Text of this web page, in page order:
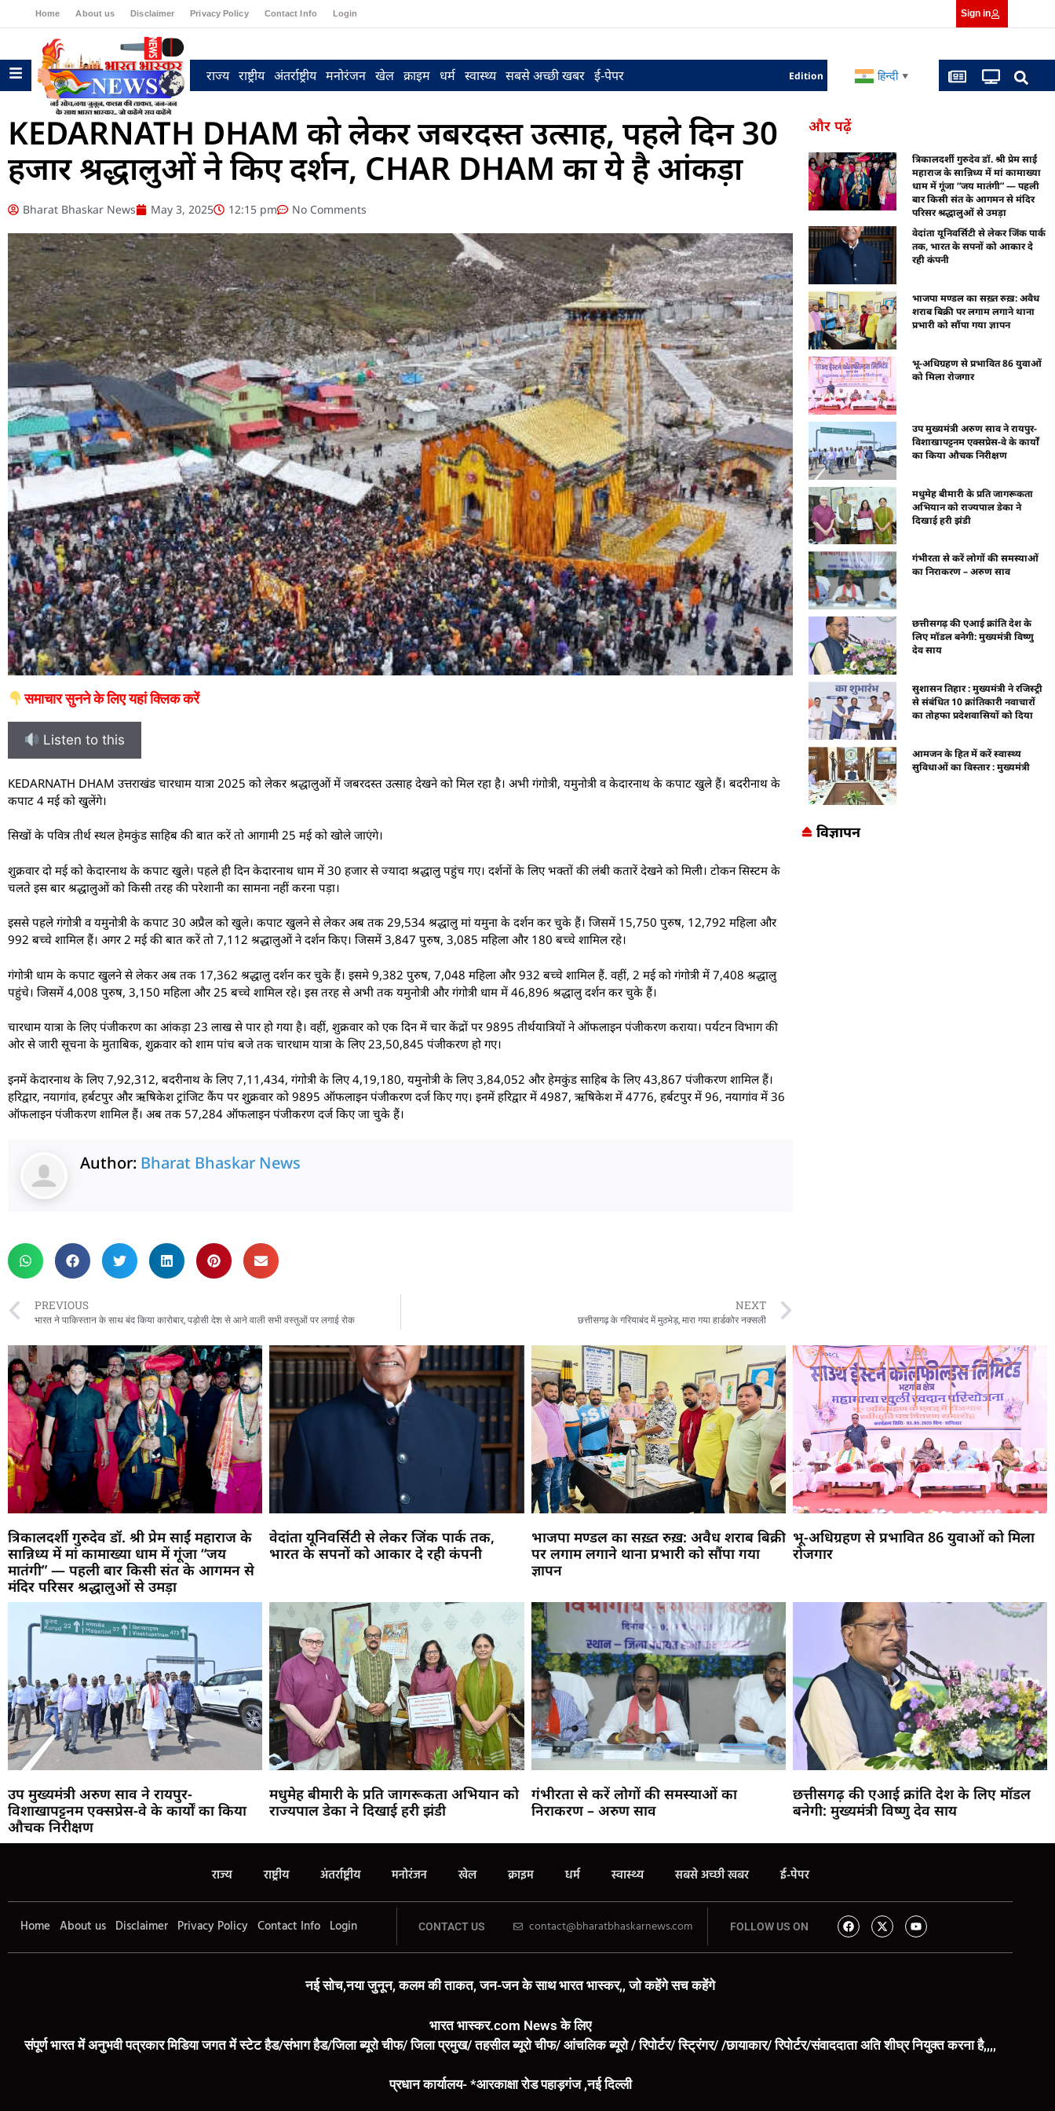
Home About us Disclaimer Privacy Policy Contact Info Login Sign in
राज्य राष्ट्रीय अंतर्राष्ट्रीय मनोरंजन खेल क्राइम धर्म स्वास्थ्य सबसे अच्छी खबर ई-पेपर Edition हिन्दी ▼
KEDARNATH DHAM को लेकर जबरदस्त उत्साह, पहले दिन 30
हजार श्रद्धालुओं ने किए दर्शन, CHAR DHAM का ये है आंकड़ा
Bharat Bhaskar News May 3, 2025 12:15 pm No Comments
समाचार सुनने के लिए यहां क्लिक करें
Listen to this
KEDARNATH DHAM उत्तराखंड चारधाम यात्रा 2025 को लेकर श्रद्धालुओं में जबरदस्त उत्साह देखने को मिल रहा है। अभी गंगोत्री, यमुनोत्री व केदारनाथ के कपाट खुले हैं। बदरीनाथ के
कपाट 4 मई को खुलेंगे।
सिखों के पवित्र तीर्थ स्थल हेमकुंड साहिब की बात करें तो आगामी 25 मई को खोले जाएंगे।
शुक्रवार दो मई को केदारनाथ के कपाट खुले। पहले ही दिन केदारनाथ धाम में 30 हजार से ज्यादा श्रद्धालु पहुंच गए। दर्शनों के लिए भक्तों की लंबी कतारें देखने को मिली। टोकन सिस्टम के
चलते इस बार श्रद्धालुओं को किसी तरह की परेशानी का सामना नहीं करना पड़ा।
इससे पहले गंगोत्री व यमुनोत्री के कपाट 30 अप्रैल को खुले। कपाट खुलने से लेकर अब तक 29,534 श्रद्धालु मां यमुना के दर्शन कर चुके हैं। जिसमें 15,750 पुरुष, 12,792 महिला और
992 बच्चे शामिल हैं। अगर 2 मई की बात करें तो 7,112 श्रद्धालुओं ने दर्शन किए। जिसमें 3,847 पुरुष, 3,085 महिला और 180 बच्चे शामिल रहे।
गंगोत्री धाम के कपाट खुलने से लेकर अब तक 17,362 श्रद्धालु दर्शन कर चुके हैं। इसमे 9,382 पुरुष, 7,048 महिला और 932 बच्चे शामिल हैं. वहीं, 2 मई को गंगोत्री में 7,408 श्रद्धालु
पहुंचे। जिसमें 4,008 पुरुष, 3,150 महिला और 25 बच्चे शामिल रहे। इस तरह से अभी तक यमुनोत्री और गंगोत्री धाम में 46,896 श्रद्धालु दर्शन कर चुके हैं।
चारधाम यात्रा के लिए पंजीकरण का आंकड़ा 23 लाख से पार हो गया है। वहीं, शुक्रवार को एक दिन में चार केंद्रों पर 9895 तीर्थयात्रियों ने ऑफलाइन पंजीकरण कराया। पर्यटन विभाग की
ओर से जारी सूचना के मुताबिक, शुक्रवार को शाम पांच बजे तक चारधाम यात्रा के लिए 23,50,845 पंजीकरण हो गए।
इनमें केदारनाथ के लिए 7,92,312, बदरीनाथ के लिए 7,11,434, गंगोत्री के लिए 4,19,180, यमुनोत्री के लिए 3,84,052 और हेमकुंड साहिब के लिए 43,867 पंजीकरण शामिल हैं।
हरिद्वार, नयागांव, हर्बटपुर और ऋषिकेश ट्रांजिट कैंप पर शु्क्रवार को 9895 ऑफलाइन पंजीकरण दर्ज किए गए। इनमें हरिद्वार में 4987, ऋषिकेश में 4776, हर्बटपुर में 96, नयागांव में 36
ऑफलाइन पंजीकरण शामिल हैं। अब तक 57,284 ऑफलाइन पंजीकरण दर्ज किए जा चुके हैं।
Author: Bharat Bhaskar News
PREVIOUS
भारत ने पाकिस्तान के साथ बंद किया कारोबार, पड़ोसी देश से आने वाली सभी वस्तुओं पर लगाई रोक
NEXT
छत्तीसगढ़ के गरियाबंद में मुठभेड़, मारा गया हार्डकोर नक्सली
और पढ़ें
त्रिकालदर्शी गुरुदेव डॉ. श्री प्रेम साईं
महाराज के सान्निध्य में मां कामाख्या
धाम में गूंजा “जय मातंगी” — पहली
बार किसी संत के आगमन से मंदिर
परिसर श्रद्धालुओं से उमड़ा
वेदांता यूनिवर्सिटी से लेकर जिंक पार्क
तक, भारत के सपनों को आकार दे
रही कंपनी
भाजपा मण्डल का सख़्त रुख़: अवैध
शराब बिक्री पर लगाम लगाने थाना
प्रभारी को सौंपा गया ज्ञापन
भू-अधिग्रहण से प्रभावित 86 युवाओं
को मिला रोजगार
उप मुख्यमंत्री अरुण साव ने रायपुर-
विशाखापट्टनम एक्सप्रेस-वे के कार्यों
का किया औचक निरीक्षण
मधुमेह बीमारी के प्रति जागरूकता
अभियान को राज्यपाल डेका ने
दिखाई हरी झंडी
गंभीरता से करें लोगों की समस्याओं
का निराकरण – अरुण साव
छत्तीसगढ़ की एआई क्रांति देश के
लिए मॉडल बनेगी: मुख्यमंत्री विष्णु
देव साय
सुशासन तिहार : मुख्यमंत्री ने रजिस्ट्री
से संबंधित 10 क्रांतिकारी नवाचारों
का तोहफा प्रदेशवासियों को दिया
आमजन के हित में करें स्वास्थ्य
सुविधाओं का विस्तार : मुख्यमंत्री
विज्ञापन
त्रिकालदर्शी गुरुदेव डॉ. श्री प्रेम साईं महाराज के
सान्निध्य में मां कामाख्या धाम में गूंजा “जय
मातंगी” — पहली बार किसी संत के आगमन से
मंदिर परिसर श्रद्धालुओं से उमड़ा
वेदांता यूनिवर्सिटी से लेकर जिंक पार्क तक,
भारत के सपनों को आकार दे रही कंपनी
भाजपा मण्डल का सख़्त रुख़: अवैध शराब बिक्री
पर लगाम लगाने थाना प्रभारी को सौंपा गया
ज्ञापन
भू-अधिग्रहण से प्रभावित 86 युवाओं को मिला
रोजगार
उप मुख्यमंत्री अरुण साव ने रायपुर-
विशाखापट्टनम एक्सप्रेस-वे के कार्यों का किया
औचक निरीक्षण
मधुमेह बीमारी के प्रति जागरूकता अभियान को
राज्यपाल डेका ने दिखाई हरी झंडी
गंभीरता से करें लोगों की समस्याओं का
निराकरण – अरुण साव
छत्तीसगढ़ की एआई क्रांति देश के लिए मॉडल
बनेगी: मुख्यमंत्री विष्णु देव साय
राज्य राष्ट्रीय अंतर्राष्ट्रीय मनोरंजन खेल क्राइम धर्म स्वास्थ्य सबसे अच्छी खबर ई-पेपर
Home About us Disclaimer Privacy Policy Contact Info Login CONTACT US contact@bharatbhaskarnews.com FOLLOW US ON
नई सोच,नया जुनून, कलम की ताकत, जन-जन के साथ भारत भास्कर,, जो कहेंगे सच कहेंगे
भारत भास्कर.com News के लिए
संपूर्ण भारत में अनुभवी पत्रकार मिडिया जगत में स्टेट हैड/संभाग हैड/जिला ब्यूरो चीफ/ जिला प्रमुख/ तहसील ब्यूरो चीफ/ आंचलिक ब्यूरो / रिपोर्टर/ स्ट्रिंगर/ /छायाकार/ रिपोर्टर/संवाददाता अति शीघ्र नियुक्त करना है,,,,
प्रधान कार्यालय- *आरकाक्षा रोड पहाड़गंज ,नई दिल्ली